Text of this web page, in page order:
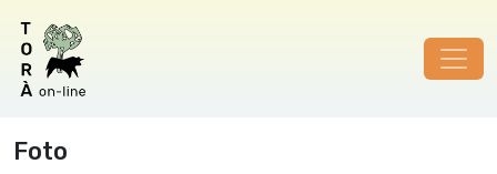
Foto